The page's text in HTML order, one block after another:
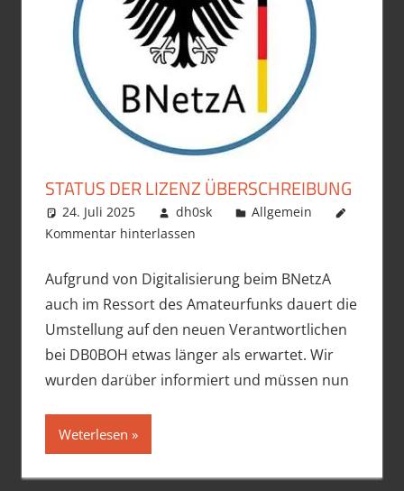
STATUS DER LIZENZ ÜBERSCHREIBUNG
24. Juli 2025 dh0sk
Allgemein
Kommentar hinterlassen
Aufgrund von Digitalisierung beim BNetzA
auch im Ressort des Amateurfunks dauert die
Umstellung auf den neuen Verantwortlichen
bei DB0BOH etwas länger als erwartet. Wir
wurden darüber informiert und müssen nun
Weterlesen